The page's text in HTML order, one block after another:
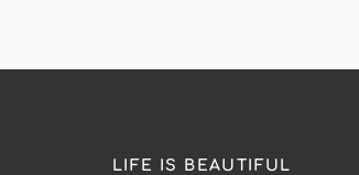
LIFE IS BEAUTIFUL